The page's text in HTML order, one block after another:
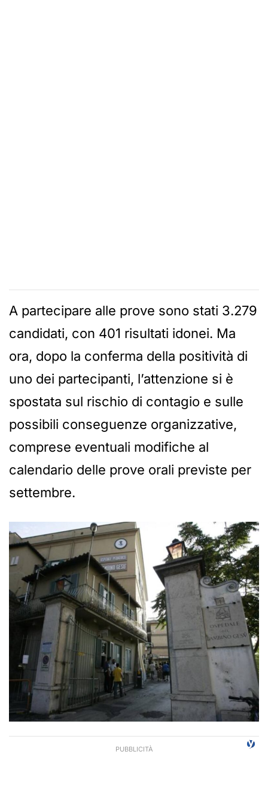
A partecipare alle prove sono stati 3.279
candidati, con 401 risultati idonei. Ma
ora, dopo la conferma della positività di
uno dei partecipanti, l’attenzione si è
spostata sul rischio di contagio e sulle
possibili conseguenze organizzative,
comprese eventuali modifiche al
calendario delle prove orali previste per
settembre.